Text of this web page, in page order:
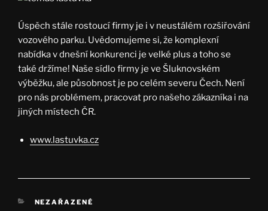
Úspěch stále rostoucí firmy je i v neustálém rozšiřování
vozového parku. Uvědomujeme si, že komplexní
nabídka v dnešní konkurenci je velké plus a toho se
také držíme! Naše sídlo firmy je ve Šluknovském
výběžku, ale působnost je po celém severu Čech. Není
pro nás problémem, pracovat pro našeho zákazníka i na
jiných místech ČR.
www.lastuvka.cz
RUBRIKY
NEZAŘAZENÉ